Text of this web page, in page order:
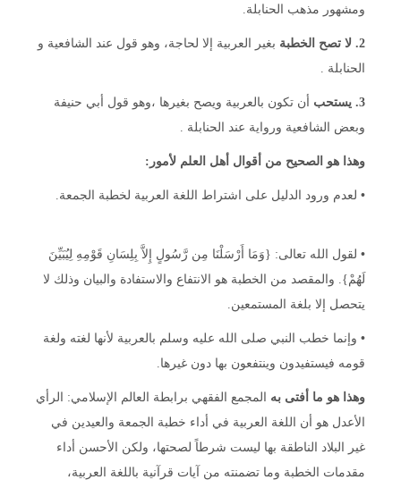
ومشهور مذهب الحنابلة.
2. لا تصح الخطبة بغير العربية إلا لحاجة، وهو قول عند الشافعية و
الحنابلة .
3. يستحب أن تكون بالعربية ويصح بغيرها ،وهو قول أبي حنيفة
وبعض الشافعية ورواية عند الحنابلة .
وهذا هو الصحيح من أقوال أهل العلم لأمور:
• لعدم ورود الدليل على اشتراط اللغة العربية لخطبة الجمعة.
• لقول الله تعالى: {وَمَا أَرْسَلْنَا مِن رَّسُولٍ إِلاَّ بِلِسَانِ قَوْمِهِ لِيُبَيِّنَ
لَهُمْ}. والمقصد من الخطبة هو الانتفاع والاستفادة والبيان وذلك لا
يتحصل إلا بلغة المستمعين.
• وإنما خطب النبي صلى الله عليه وسلم بالعربية لأنها لغته ولغة
قومه فيستفيدون وينتفعون بها دون غيرها.
وهذا هو ما أفتى به المجمع الفقهي برابطة العالم الإسلامي: الرأي
الأعدل هو أن اللغة العربية في أداء خطبة الجمعة والعيدين في
غير البلاد الناطقة بها ليست شرطاً لصحتها، ولكن الأحسن أداء
مقدمات الخطبة وما تضمنته من آيات قرآنية باللغة العربية،